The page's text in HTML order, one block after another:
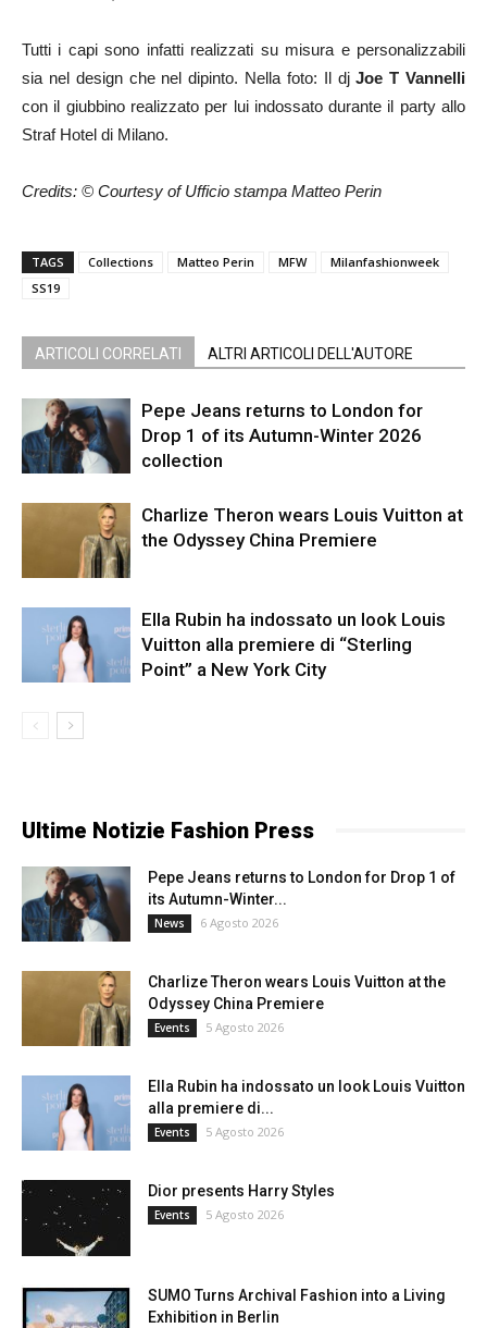
Tutti i capi sono infatti realizzati su misura e personalizzabili
sia nel design che nel dipinto. Nella foto: Il djJoe T Vannelli
con il giubbino realizzato per lui indossato durante il party allo
Straf Hotel di Milano.
Credits: © Courtesy of Ufficio stampa Matteo Perin
TAGS Collections Matteo Perin MFW
Milanfashionweek
SS19
ARTICOLI CORRELATI ALTRI ARTICOLI DELL'AUTORE
Pepe Jeans returns to London for
Drop 1 of its Autumn-Winter 2026
collection
Charlize Theron wears Louis Vuitton at
the Odyssey China Premiere
Ella Rubin ha indossato un look Louis
Vuitton alla premiere di “Sterling
Point” a New York City
Ultime Notizie Fashion Press
Pepe Jeans returns to London for Drop 1 of
its Autumn-Winter...
News 6 Agosto 2026
Charlize Theron wears Louis Vuitton at the
Odyssey China Premiere
Events 5 Agosto 2026
Ella Rubin ha indossato un look Louis Vuitton
alla premiere di...
Events 5 Agosto 2026
Dior presents Harry Styles
Events 5 Agosto 2026
SUMO Turns Archival Fashion into a Living
Exhibition in Berlin